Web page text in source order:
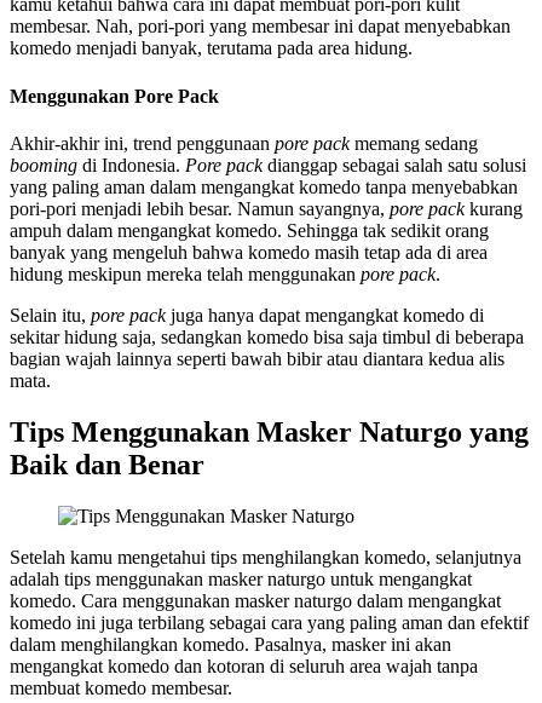
kamu ketahui bahwa cara ini dapat membuat pori-pori kulit
membesar. Nah, pori-pori yang membesar ini dapat menyebabkan
komedo menjadi banyak, terutama pada area hidung.
Menggunakan Pore Pack
Akhir-akhir ini, trend penggunaan pore packmemang sedang
booming di Indonesia. Pore packdianggap sebagai salah satu solusi
yang paling aman dalam mengangkat komedo tanpa menyebabkan
pori-pori menjadi lebih besar. Namun sayangnya, pore packkurang
ampuh dalam mengangkat komedo. Sehingga tak sedikit orang
banyak yang mengeluh bahwa komedo masih tetap ada di area
hidung meskipun mereka telah menggunakan pore pack.
Selain itu, pore packjuga hanya dapat mengangkat komedo di
sekitar hidung saja, sedangkan komedo bisa saja timbul di beberapa
bagian wajah lainnya seperti bawah bibir atau diantara kedua alis
mata.
Tips Menggunakan Masker Naturgo yang
Baik dan Benar
Setelah kamu mengetahui tips menghilangkan komedo, selanjutnya
adalah tips menggunakan masker naturgo untuk mengangkat
komedo. Cara menggunakan masker naturgo dalam mengangkat
komedo ini juga terbilang sebagai cara yang paling aman dan efektif
dalam menghilangkan komedo. Pasalnya, masker ini akan
mengangkat komedo dan kotoran di seluruh area wajah tanpa
membuat komedo membesar.